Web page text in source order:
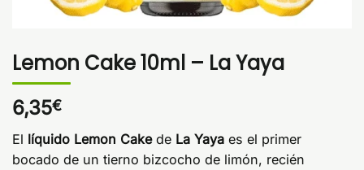
Lemon Cake 10ml – La Yaya
6,35€
El líquido Lemon Cake de La Yaya es el primer
bocado de un tierno bizcocho de limón, recién